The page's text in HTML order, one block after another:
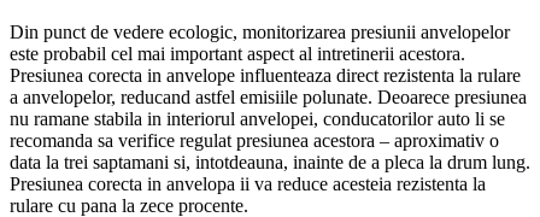
Din punct de vedere ecologic, monitorizarea presiunii anvelopelor
este probabil cel mai important aspect al intretinerii acestora.
Presiunea corecta in anvelope influenteaza direct rezistenta la rulare
a anvelopelor, reducand astfel emisiile polunate. Deoarece presiunea
nu ramane stabila in interiorul anvelopei, conducatorilor auto li se
recomanda sa verifice regulat presiunea acestora – aproximativ o
data la trei saptamani si, intotdeauna, inainte de a pleca la drum lung.
Presiunea corecta in anvelopa ii va reduce acesteia rezistenta la
rulare cu pana la zece procente.